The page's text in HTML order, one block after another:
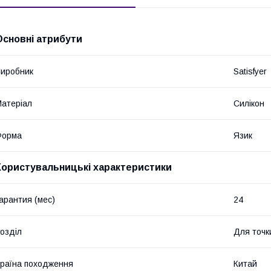
атрибути
Satisfyer
Силікон
Язик
характеристики
(мес) 24
Для
походження Китай